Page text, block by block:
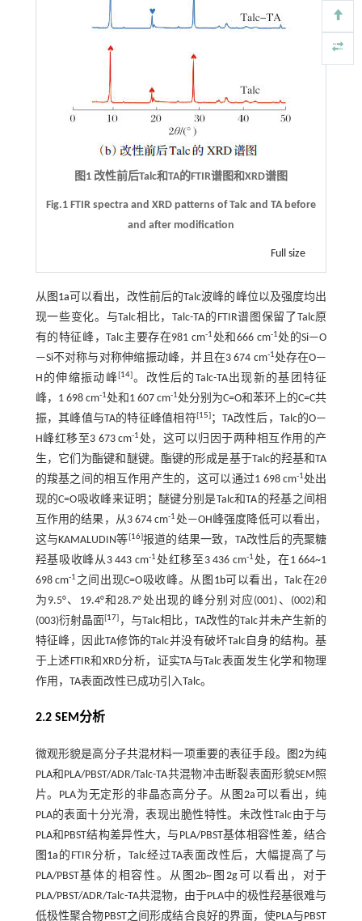
图1 改性前后Talc和TA的FTIR谱图和XRD谱图
Fig.1 FTIR spectra and XRD patterns of Talc and TA before
and after modification
Full size
从 图1a 可以看出，改性前后的Talc波峰的峰位以及强度均出
现一些变化。与Talc相比，Talc-TA的FTIR谱图保留了Talc原
有的特征峰，Talc主要存在981 cm-1 处和666 cm-1处的Si—O
—Si不对称与对称伸缩振动峰，并且在3 674 cm-1处存在O—
H的伸缩振动峰[14]。改性后的Talc-TA出现新的基团特征
峰，1 698 cm-1处和1 607 cm-1处分别为C=O和苯环上的C=C共
振，其峰值与TA的特征峰值相符[15]；TA改性后，Talc的O—
H峰红移至3 673 cm-1 处，这可以归因于两种相互作用的产
生，它们为酯键和醚键。酯键的形成是基于Talc的羟基和TA
的羧基之间的相互作用产生的，这可以通过1 698 cm-1处出
现的C=O吸收峰来证明；醚键分别是Talc和TA的羟基之间相
互作用的结果，从3 674 cm-1 处—OH峰强度降低可以看出，
这与KAMALUDIN等[16]报道的结果一致，TA改性后的壳聚糖
羟基吸收峰从3 443 cm-1 处红移至3 436 cm-1 处，在1 664~1
698 cm-1 之间出现C=O吸收峰。从 图1b可以看出，Talc在2θ
为9.5°、19.4°和28.7°处出现的峰分别对应(001)、(002)和
(003)衍射晶面[17] ，与Talc相比，TA改性的Talc并未产生新的
特征峰，因此TA修饰的Talc并没有破坏Talc自身的结构。基
于上述FTIR和XRD分析，证实TA与Talc表面发生化学和物理
作用，TA表面改性已成功引入Talc。
2.2 SEM分析
微观形貌是高分子共混材料一项重要的表征手段。 图2为纯
PLA和PLA/PBST/ADR/Talc-TA共混物冲击断裂表面形貌SEM照
片。PLA为无定形的非晶态高分子。从 图2a可以看出，纯
PLA的表面十分光滑，表现出脆性特性。未改性Talc由于与
PLA和PBST结构差异性大，与PLA/PBST基体相容性差，结合
图1a 的FTIR分析，Talc经过TA表面改性后，大幅提高了与
PLA/PBST基体的相容性。从 图2b~ 图2g可以看出，对于
PLA/PBST/ADR/Talc-TA共混物，由于PLA中的极性羟基很难与
低极性聚合物PBST之间形成结合良好的界面，使PLA与PBST